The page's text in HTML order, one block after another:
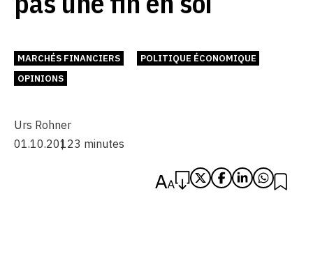
MARCHÉS FINANCIERS
POLITIQUE ÉCONOMIQUE
OPINIONS
Urs Rohner
01.10.20123 minutes